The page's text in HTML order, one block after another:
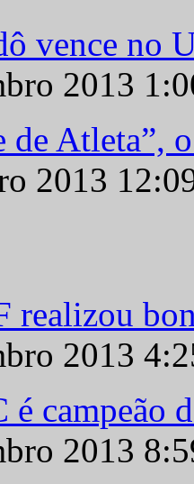
vence no
2013
de Atleta”,
2013
realizou
2013
é campeão
2013